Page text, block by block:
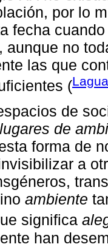
por lo
fecha
aunque no
las que
(
de
lugares de
forma de
a
ambiente
significa
han